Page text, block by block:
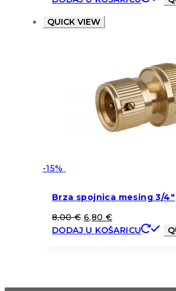
QUICK VIEW
-15%
Brza spojnica mesing 3/4″
8,00€ 6,80 €
DODAJ U KOŠARICU